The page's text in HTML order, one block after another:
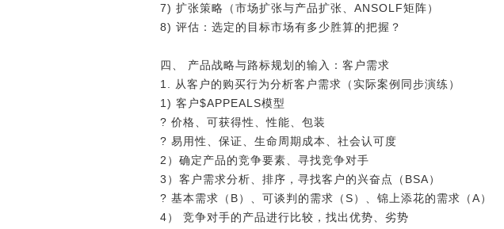
7) 扩张策略（市场扩张与产品扩张、ANSOLF矩阵）
8) 评估：选定的目标市场有多少胜算的把握？
四、 产品战略与路标规划的输入：客户需求
1. 从客户的购买行为分析客户需求（实际案例同步演练）
1) 客户$APPEALS模型
? 价格、可获得性、性能、包装
? 易用性、保证、生命周期成本、社会认可度
2）确定产品的竞争要素、寻找竞争对手
3）客户需求分析、排序，寻找客户的兴奋点（BSA）
? 基本需求（B）、可谈判的需求（S）、锦上添花的需求（A）
4） 竞争对手的产品进行比较，找出优势、劣势